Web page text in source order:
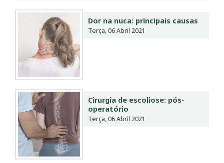
Dor na nuca: principais causas
Terça, 06 Abril 2021
Cirurgia de escoliose: pós-
operatório
Terça, 06 Abril 2021